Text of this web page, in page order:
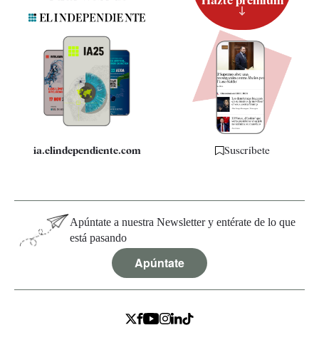
Quiénes somos
Especificaciones
ia.elindependiente.com Suscríbete
Apúntate a nuestra Newsletter y entérate de lo que
está pasando
Apúntate